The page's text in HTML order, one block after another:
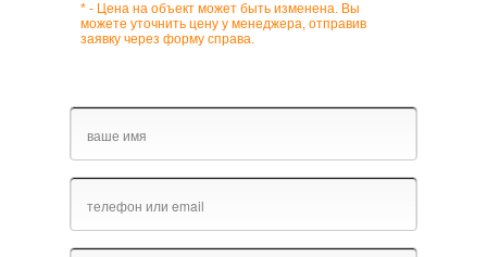
* - Цена на объект может быть изменена. Вы
можете уточнить цену у менеджера, отправив
заявку через форму справа.